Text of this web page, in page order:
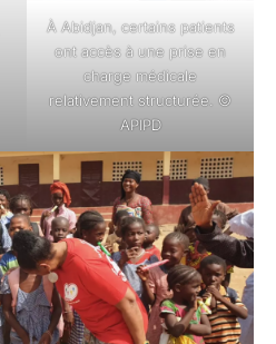
À Abidjan, certains patients
ont accès à une prise en
charge médicale
relativement structurée. ©
APIPD